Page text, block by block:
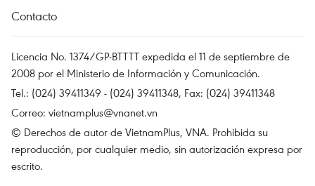
Contacto
Licencia No. 1374/GP-BTTTT expedida el 11 de septiembre de
2008 por el Ministerio de Información y Comunicación.
Tel.: (024) 39411349 - (024) 39411348, Fax: (024) 39411348
Correo: vietnamplus@vnanet.vn
© Derechos de autor de VietnamPlus, VNA. Prohibida su
reproducción, por cualquier medio, sin autorización expresa por
escrito.